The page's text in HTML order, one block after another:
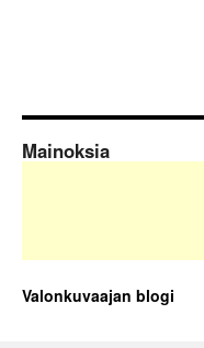
Mainoksia
Valonkuvaajan blogi